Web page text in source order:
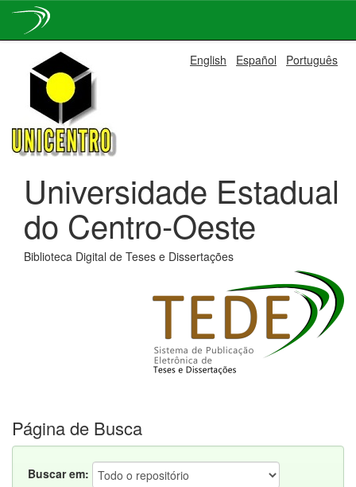
navigation
English Español Português
Universidade Estadual
do Centro-Oeste
Biblioteca Digital de Teses e Dissertações
Página de Busca
Buscar em: